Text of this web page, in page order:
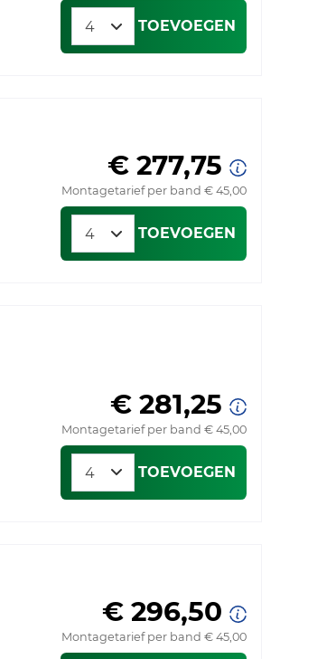
TOEVOEGEN
€ 277,75
Montagetarief per band € 45,00
TOEVOEGEN
€ 281,25
Montagetarief per band € 45,00
TOEVOEGEN
€ 296,50
Montagetarief per band € 45,00